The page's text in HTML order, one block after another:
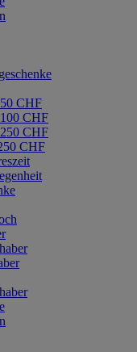
CHF
CHF
CHF
CHF